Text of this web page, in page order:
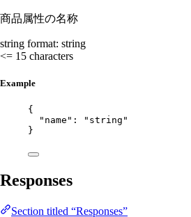
商品属性の名称
string format: string
<= 15 characters
Example
{
"name" : " string "
}
Responses
Section titled “Responses”